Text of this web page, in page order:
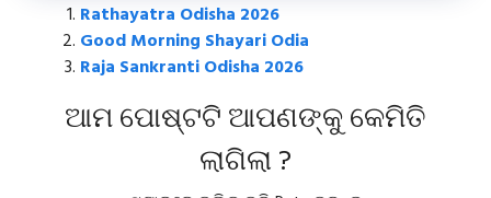
Rathayatra Odisha 2026
Good Morning Shayari Odia
Raja Sankranti Odisha 2026
ଆମ ପୋଷ୍ଟଟି ଆପଣଙ୍କୁ କେମିତି
ଲାଗିଲା ?